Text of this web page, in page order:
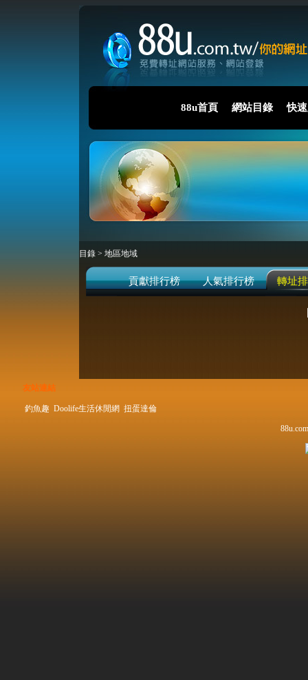
88u首頁 網站目錄 快
目錄 > 地區地域
貢獻排行榜 人氣排行榜 轉址
友站連結
釣魚趣 Doolife生活休閒網 扭蛋達倫